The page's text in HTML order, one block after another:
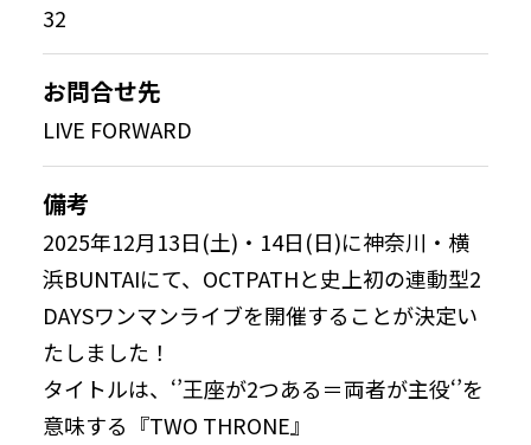
32
お問合せ先
LIVE FORWARD
備考
2025年12月13日(土)・14日(日)に神奈川・横
浜BUNTAIにて、OCTPATHと史上初の連動型2
DAYSワンマンライブを開催することが決定い
たしました！
タイトルは、‘’王座が2つある＝両者が主役‘’を
意味する『TWO THRONE』